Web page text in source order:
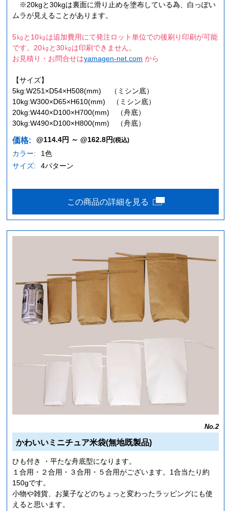
※20kgと30kgは裏面に滑り止めを塗布している為、白っぽい
ムラが見えることがあります。
5㎏と10㎏は追加費用にて発注ロット単位での後刷り印刷が可能
です。20㎏と30㎏は印刷できません。
お見積り・お問合せはyamagen-net.com から
【サイズ】
5kg:W251×D54×H508(mm) （ミシン底）
10kg:W300×D65×H610(mm) （ミシン底）
20kg:W440×D100×H700(mm) （舟底）
30kg:W490×D100×H800(mm) （舟底）
価格: @114.4円 ～ @162.8円(税込)
カラー:
1色
サイズ:
4パターン
この商品の詳細を見る
No.2
かわいいミニチュア米袋(無地既製品)
ひも付き ・平たな舟底型になります。
１合用・２合用・３合用・５合用がございます。1合当たり約
150gです。
小物や雑貨、お菓子などのちょっと変わったラッピングにも使
えると思います。